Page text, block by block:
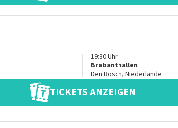
19:30Uhr
Brabanthallen
Den Bosch, Niederlande
TICKETS ANZEIGEN